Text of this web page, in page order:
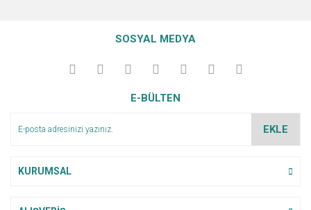
Yorum Yaz
kullanarak tarafımıza iletebilirsiniz.
Görüş ve önerileriniz için teşekkür ederiz.
Ürün açıklamasında eksik bilgiler bulunuyor.
SOSYAL MEDYA
E-BÜLTEN
EKLE
KURUMSAL